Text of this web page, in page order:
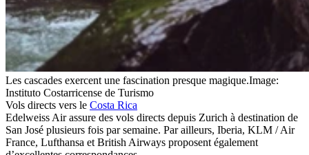
Les cascades exercent une fascination presque magique.Image:
Instituto Costarricense de Turismo
Vols directs vers le Costa Rica
Edelweiss Air assure des vols directs depuis Zurich à destination de
San José plusieurs fois par semaine. Par ailleurs, Iberia, KLM / Air
France, Lufthansa et British Airways proposent également